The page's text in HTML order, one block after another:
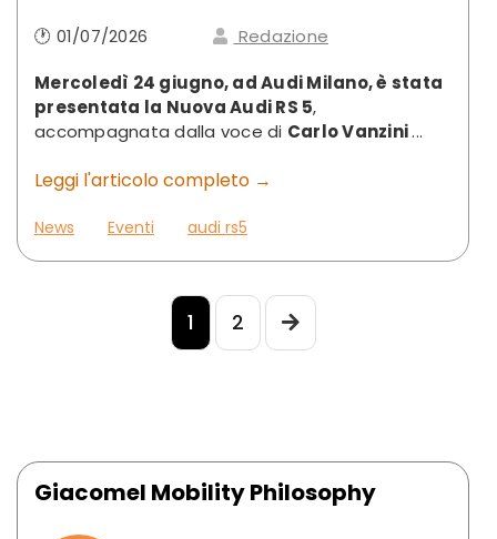
🕐 01/07/2026
Redazione
Mercoledì 24 giugno, ad Audi Milano, è stata
presentata la Nuova Audi RS 5,
accompagnata dalla voce di Carlo Vanzini...
Leggi l'articolo completo →
News Eventi audi rs5
1 2
Giacomel Mobility Philosophy